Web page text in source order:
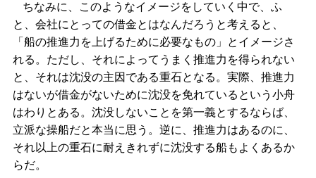
ちなみに、このようなイメージをしていく中で、ふ
と、会社にとっての借金とはなんだろうと考えると、
「船の推進力を上げるために必要なもの」とイメージさ
れる。ただし、それによってうまく推進力を得られない
と、それは沈没の主因である重石となる。実際、推進力
はないが借金がないために沈没を免れているという小舟
はわりとある。沈没しないことを第一義とするならば、
立派な操船だと本当に思う。逆に、推進力はあるのに、
それ以上の重石に耐えきれずに沈没する船もよくあるか
らだ。